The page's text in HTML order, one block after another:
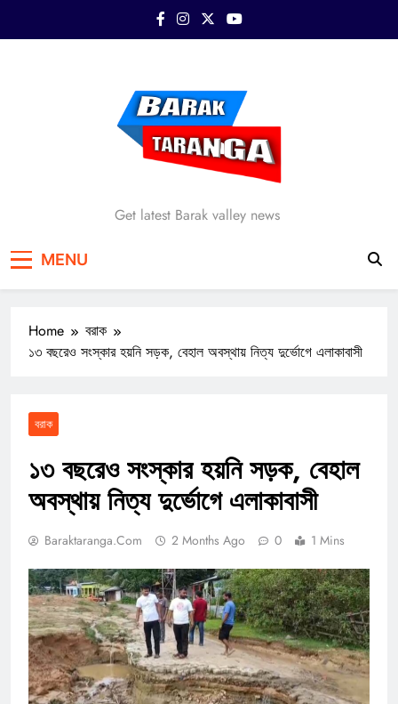
Barak Taranga
Get latest Barak valley news
MENU
Home
বরাক
১৩ বছরেও সংস্কার হয়নি সড়ক, বেহাল অবস্থায় নিত্য দুর্ভোগে এলাকাবাসী
বরাক
১৩ বছরেও সংস্কার হয়নি সড়ক, বেহাল
অবস্থায় নিত্য দুর্ভোগে এলাকাবাসী
Baraktaranga.com 2 Months Ago 0 1 Mins